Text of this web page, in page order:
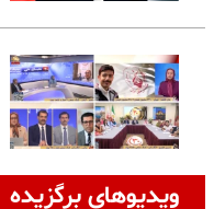
ویدیوهای برگزیده